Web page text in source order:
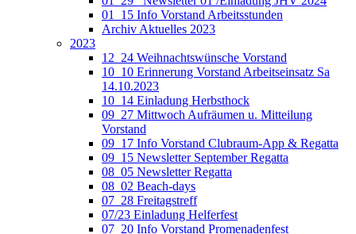
01_15 Info Vorstand Arbeitsstunden
Archiv Aktuelles 2023
2023
12_24 Weihnachtswünsche Vorstand
10_10 Erinnerung Vorstand Arbeitseinsatz Sa
14.10.2023
10_14 Einladung Herbsthock
09_27 Mittwoch Aufräumen u. Mitteilung
Vorstand
09_17 Info Vorstand Clubraum-App & Regatta
09_15 Newsletter September Regatta
08_05 Newsletter Regatta
08_02 Beach-days
07_28 Freitagstreff
07/23 Einladung Helferfest
07_20 Info Vorstand Promenadenfest